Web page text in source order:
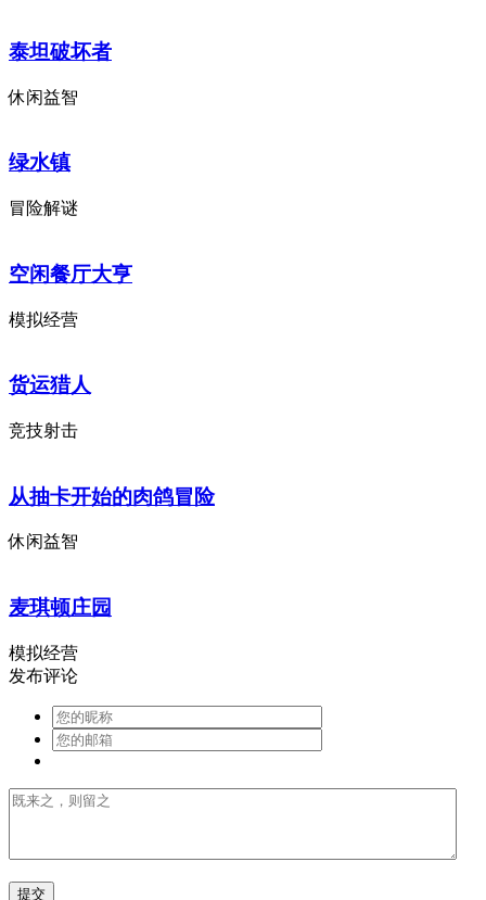
泰坦破坏者
休闲益智
绿水镇
冒险解谜
空闲餐厅大亨
模拟经营
货运猎人
竞技射击
从抽卡开始的肉鸽冒险
休闲益智
麦琪顿庄园
模拟经营
发布评论